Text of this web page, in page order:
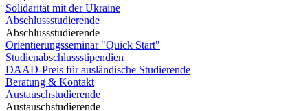
Solidarität mit der Ukraine
Abschlussstudierende
Abschlussstudierende
Orientierungsseminar "Quick Start"
Studienabschlussstipendien
DAAD-Preis für ausländische Studierende
Beratung & Kontakt
Austauschstudierende
Austauschstudierende